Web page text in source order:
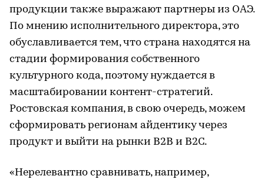
продукции также выражают партнеры из ОАЭ.
По мнению исполнительного директора, это
обуславливается тем, что страна находятся на
стадии формирования собственного
культурного кода, поэтому нуждается в
масштабировании контент-стратегий.
Ростовская компания, в свою очередь, можем
сформировать регионам айдентику через
продукт и выйти на рынки B2B и B2C.
«Нерелевантно сравнивать, например,